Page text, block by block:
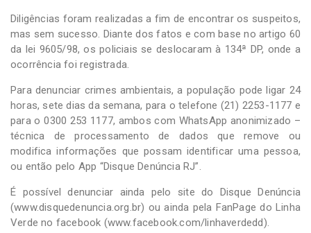
Diligências foram realizadas a fim de encontrar os suspeitos,
mas sem sucesso. Diante dos fatos e com base no artigo 60
da lei 9605/98, os policiais se deslocaram à 134ª DP, onde a
ocorrência foi registrada.
Para denunciar crimes ambientais, a população pode ligar 24
horas, sete dias da semana, para o telefone (21) 2253-1177 e
para o 0300 253 1177, ambos com WhatsApp anonimizado –
técnica de processamento de dados que remove ou
modifica informações que possam identificar uma pessoa,
ou então pelo App “Disque Denúncia RJ”.
É possível denunciar ainda pelo site do Disque Denúncia
(www.disquedenuncia.org.br) ou ainda pela FanPage do Linha
Verde no facebook (www.facebook.com/linhaverdedd).